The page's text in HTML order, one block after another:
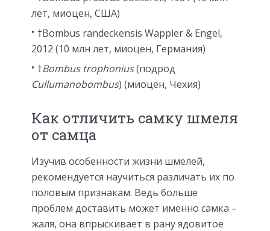
лет, миоцен, США)
†Bombus randeckensis Wappler & Engel,
2012 (10 млн лет, миоцен, Германия)
†Bombus trophonius(подрод
Cullumanobombus) (миоцен, Чехия)
Как отличить самку шмеля
от самца
Изучив особенности жизни шмелей,
рекомендуется научиться различать их по
половым признакам. Ведь больше
проблем доставить может именно самка –
жаля, она впрыскивает в рану ядовитое